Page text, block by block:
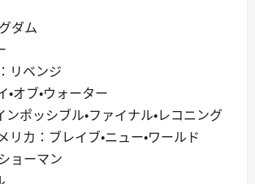
ダム
リベンジ
オブ・ウォーター
ポッシブル・ファイナル・レコニング
リカ：ブレイブ・ニュー・ワールド
ョーマン